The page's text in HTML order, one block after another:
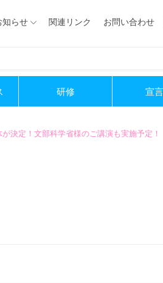
知らせ 関連リンク お問い合わせ
研修 宣
決定！文部科学省様のご講演も実施予定！